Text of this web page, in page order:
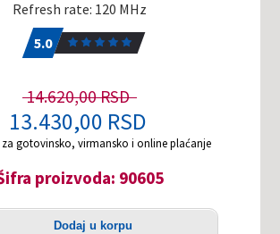
Refresh rate: 120 MHz
5.0
14.620,00 RSD
13.430,00 RSD
za gotovinsko, virmansko i online plaćanje
proizvoda: 90605
Dodaj u korpu